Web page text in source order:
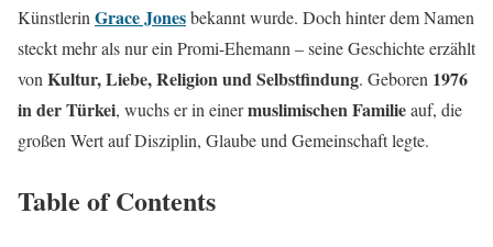
Künstlerin Grace Jonesbekannt wurde. Doch hinter dem Namen
steckt mehr als nur ein Promi-Ehemann – seine Geschichte erzählt
von Kultur, Liebe, Religion und Selbstfindung. Geboren 1976
in der Türkei, wuchs er in einermuslimischen Familieauf, die
großen Wert auf Disziplin, Glaube und Gemeinschaft legte.
Table of Contents